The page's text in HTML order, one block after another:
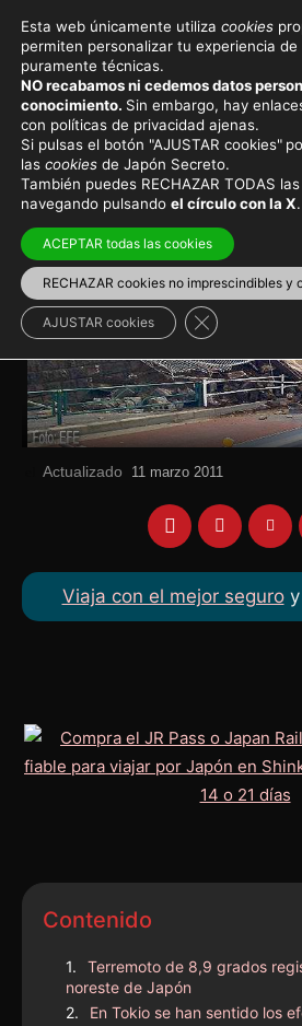
Noticias de actualidad en Japón
Gigantesco
Japón: 8,9 grados
Noticias
Actualizado 11 marzo 2011
Viaja con el mejor seguroy
Contenido
Terremoto de 8,9 grados
noreste de Japón
En Tokio se han sentido los
Esta web únicamente utiliza cookies
permiten personalizar tu experiencia
puramente técnicas.
NO recabamos ni cedemos datos
conocimiento. Sin embargo, hay
con políticas de privacidad ajenas.
Si pulsas el botón "AJUSTAR cookies"
las cookies de Japón Secreto.
También puedes RECHAZAR TODAS
navegando pulsando el círculo con la X.
ACEPTAR todas las cookies
RECHAZAR cookies no imprescindibles y
AJUSTAR cookies Cerrar el